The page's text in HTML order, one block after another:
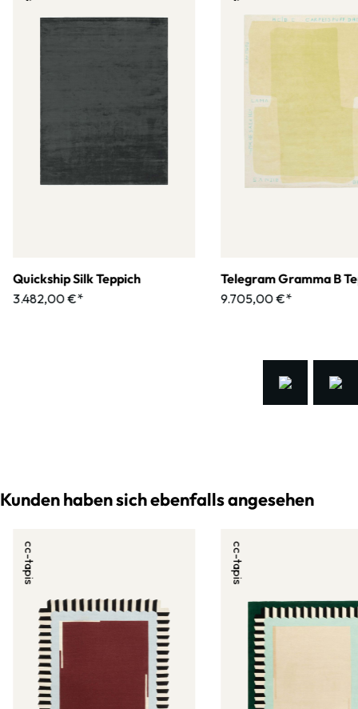
Quickship Silk Teppich
3.482,00 €*
Telegram Gramma B
9.705,00 €*
Kunden haben sich ebenfalls angesehen
cc-tapis cc-tapis